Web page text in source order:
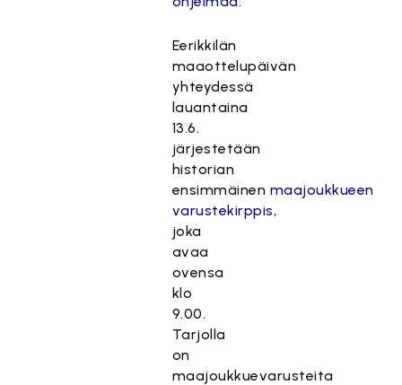
Eerikkilän
maaottelupäivän
yhteydessä
lauantaina
13.6.
järjestetään
historian
ensimmäinen maajoukkueen
varustekirppis,
joka
avaa
ovensa
klo
9.00.
Tarjolla
on
maajoukkuevarusteita